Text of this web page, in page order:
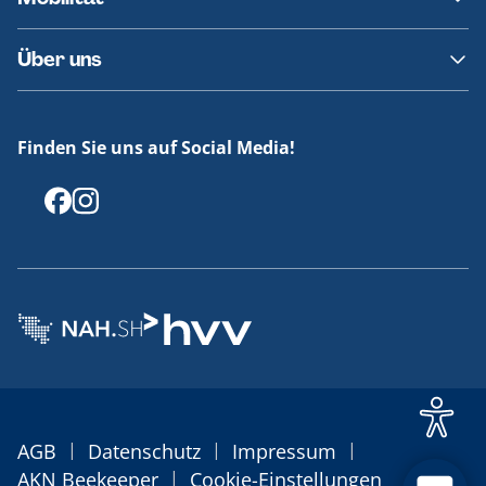
Fundsachen
Häufige Fragen
Barrierefreies Reisen
Erklärung Barrierefreiheit
Über uns
Offenlegungen
Finden Sie uns auf Social Media!
AGB | Datenschutz | Impressum |
AKN Beekeeper | Cookie-Einstellungen